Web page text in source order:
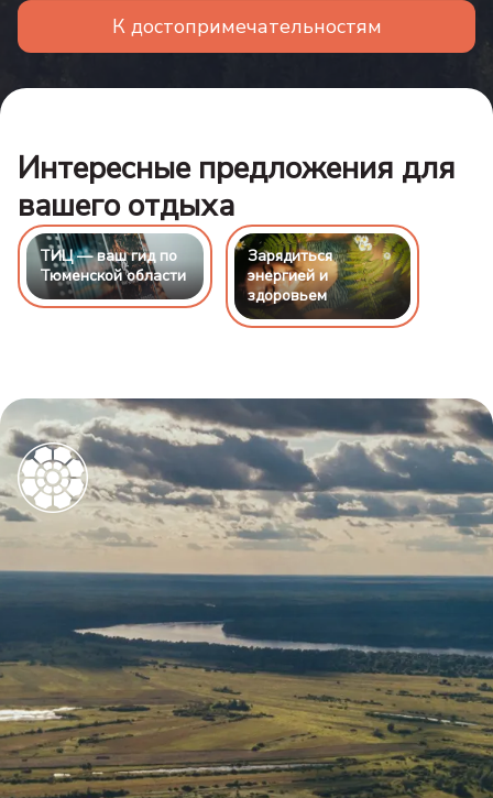
К достопримечательностям
Интересные предложения для
вашего отдыха
ТИЦ — ваш гид по
Тюменской области
Зарядиться
энергией и
здоровьем